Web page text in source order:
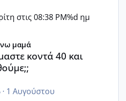
στις 08:38 PM%d ημ
και προσπαθούμε;;
μαμά
κοντά 40 και
· 1 Αυγούστου